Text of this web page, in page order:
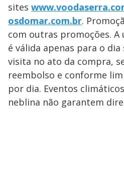
sites
osdomar.com.br.
com outras promoções.
é válida apenas para o
visita no ato da compra,
reembolso e conforme
por dia. Eventos
neblina não garantem